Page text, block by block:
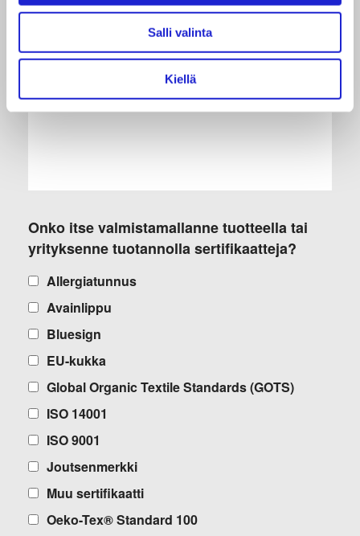
Salli valinta
Kiellä
käytössänne olevista koneista jne.
Onko itse valmistamallanne tuotteella tai
yrityksenne tuotannolla sertifikaatteja?
Allergiatunnus
Avainlippu
Bluesign
EU-kukka
Global Organic Textile Standards (GOTS)
ISO 14001
ISO 9001
Joutsenmerkki
Muu sertifikaatti
Oeko-Tex® Standard 100